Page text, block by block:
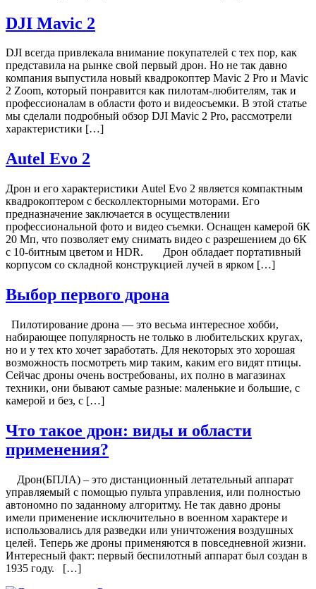
DJI Mavic 2
DJI всегда привлекала внимание покупателей с тех пор, как
представила на рынке свой первый дрон. Но не так давно
компания выпустила новый квадрокоптер Mavic 2 Pro и Mavic
2 Zoom, который понравится как пилотам-любителям, так и
профессионалам в области фото и видеосъемки. В этой статье
мы сделали подробный обзор DJI Mavic 2 Pro, рассмотрели
характеристики […]
Autel Evo 2
Дрон и его характеристики Autel Evo 2 является компактным
квадрокоптером с бесколлекторными моторами. Его
предназначение заключается в осуществлении
профессиональной фото и видео съемки. Оснащен камерой 6К
20 Мп, что позволяет ему снимать видео с разрешением до 6К
с 10-битным цветом и HDR. Дрон обладает портативный
корпусом со складной конструкцией лучей в ярком […]
Выбор первого дрона
Пилотирование дрона — это весьма интересное хобби,
набирающее популярность не только в любительских кругах,
но и у тех кто хочет заработать. Для некоторых это хорошая
возможность посмотреть мир таким, каким его видят птицы.
Сейчас дроны очень востребованы, их полно в магазинах
техники, они бывают самые разные: маленькие и большие, с
камерой и без, с […]
Что такое дрон: виды и области
применения?
Дрон(БПЛА) – это дистанционный летательный аппарат
управляемый с помощью пульта управления, или полностью
автономно по заданному алгоритму. Не так давно дроны
имели применение исключительно в военном характере и
использовались для разведки или уничтожения воздушных
целей. Теперь же дроны применяются в повседневной жизни.
Интересный факт: первый беспилотный аппарат был создан в
1935 году. […]